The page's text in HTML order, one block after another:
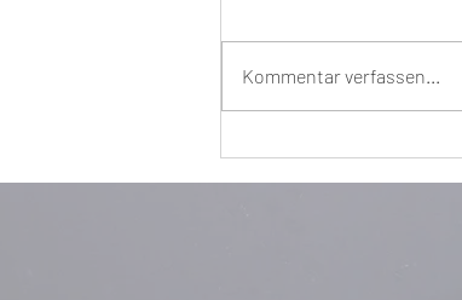
Kommentar verfassen...